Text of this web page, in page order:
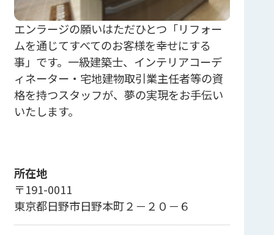
エンラージの願いはただひとつ「リフォー
ムを通じてすべてのお客様を幸せにする
事」です。一級建築士、インテリアコーデ
ィネーター・宅地建物取引業主任者等の資
格を持つスタッフが、夢の実現をお手伝い
いたします。
所在地
〒191-0011
東京都日野市日野本町２－２０－６